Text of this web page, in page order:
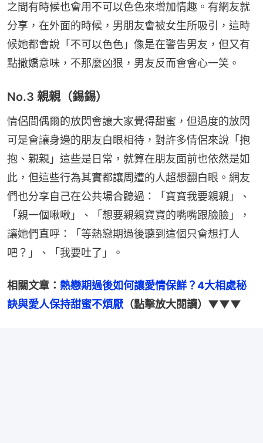
之間有時候也會用不可以色色來增加情趣。有網友就
分享，在外面的時候，男朋友會被女生所吸引，這時
候她都會說「不可以色色」像是在警告男友，但又有
點撒嬌意味，不那麼凶狠，男友反而會會心一笑。
No.3 親親（錫錫）
情侶間偶爾的放閃會讓大家覺得甜蜜，但過度的放閃
可是會讓身邊的朋友白眼相待，對許多情侶來說「抱
抱、親親」這些是日常，就算在朋友面前也依然是如
此，但這些行為其實都讓周遭的人超想翻白眼。網友
們也分享自己在公共場合聽過：「寶寶我要親親」、
「親一個啾啾」、「想要親親寶寶的嘴嘴跟臉臉」，
讓她們直呼：「等熱戀期過後聽到這個只會想打人
吧？」、「我要吐了」。
相關文章： 熱戀期過後如何讓愛情保鮮？4大相處秘
訣與愛人保持甜蜜不煩厭 （點擊放大閱讀）▼▼▼